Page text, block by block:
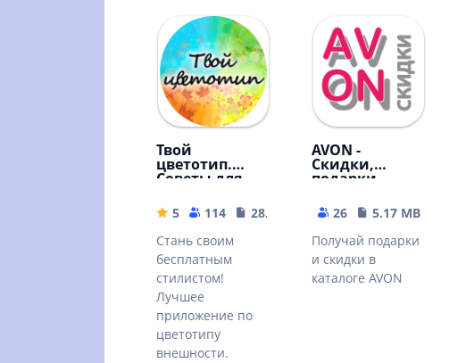
Твой
цветотип.
Советы для
5 114
28.54 MB
Стань своим
бесплатным
стилистом!
Лучшее
приложение по
цветотипу
внешности.
AVON -
Скидки,
подарки,
26
5.17 MB
Получай подарки
и скидки в
каталоге AVON